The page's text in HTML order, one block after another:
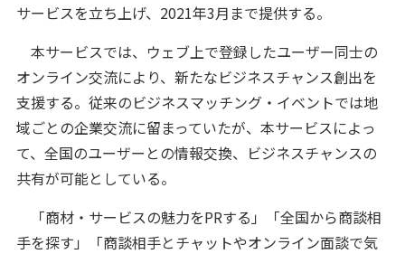
サービスを立ち上げ、2021年3月まで提供する。
本サービスでは、ウェブ上で登録したユーザー同士の
オンライン交流により、新たなビジネスチャンス創出を
支援する。従来のビジネスマッチング・イベントでは地
域ごとの企業交流に留まっていたが、本サービスによっ
て、全国のユーザーとの情報交換、ビジネスチャンスの
共有が可能としている。
「商材・サービスの魅力をPRする」「全国から商談相
手を探す」「商談相手とチャットやオンライン面談で気